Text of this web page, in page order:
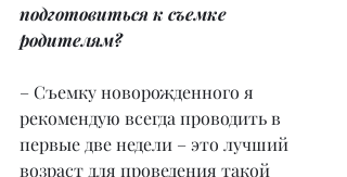
подготовиться к съемке
родителям?
– Съемку новорожденного я
рекомендую всегда проводить в
первые две недели – это лучший
возраст для проведения такой